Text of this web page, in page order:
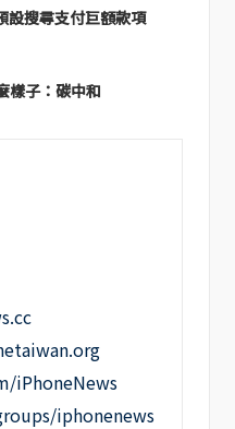
搜尋支付巨額款項
樣子：碳中和
iPhoneNews
iphonenews